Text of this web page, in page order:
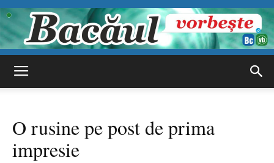
vorbește
O rusine pe post de prima
impresie